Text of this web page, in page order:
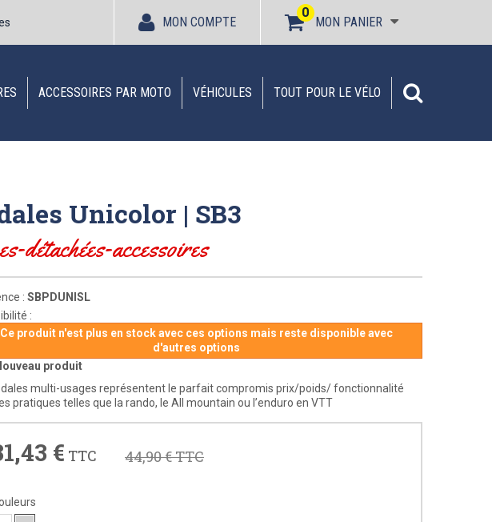
MON PANIER
0
MON COMPTE
ACCESSOIRES PAR MOTO VÉHICULES TOUT POUR LE VÉLO
Unicolor | SB3
détachées-accessoires
: SBPDUNISL
:
Ce produit n'est plus en stock avec ces options mais reste disponible avec
d'autres options
produit
multi-usages représentent le parfait compromis prix/poids/ fonctionnalité
pratiques telles que la rando, le All mountain ou l’enduro en VTT
€ TTC 44,90 €TTC